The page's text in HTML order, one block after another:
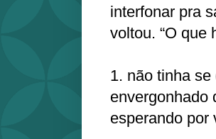
interfonar pra
voltou. “O que
1. não tinha
envergonhado
esperando por